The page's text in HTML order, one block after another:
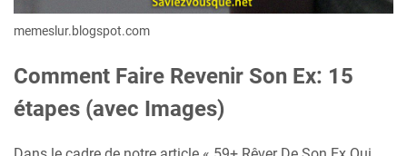
memeslur.blogspot.com
Comment Faire Revenir Son Ex: 15
étapes (avec Images)